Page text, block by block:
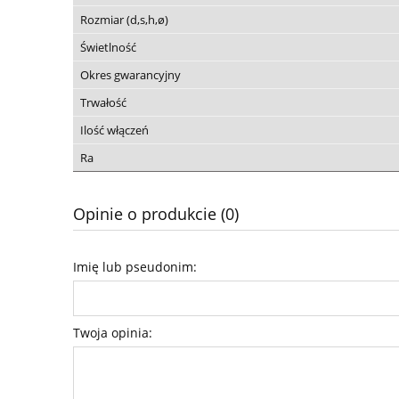
Rozmiar (d,s,h,ø)
Świetlność
Okres gwarancyjny
Trwałość
Ilość włączeń
Ra
Opinie o produkcie (0)
Imię lub pseudonim:
Twoja opinia: